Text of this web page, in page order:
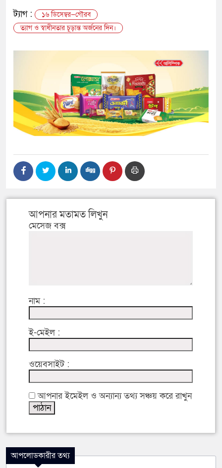
ট্যাগ :
১৬ ডিসেম্বর—গৌরব
ত্যাগ ও স্বাধীনতার চূড়ান্ত অর্জনের দিন।
আপনার মতামত লিখুন
মেসেজ বক্স
নাম :
ই-মেইল :
ওয়েবসাইট :
আপনার ইমেইল ও অন্যান্য তথ্য সঞ্চয় করে রাখুন
আপলোডকারীর তথ্য